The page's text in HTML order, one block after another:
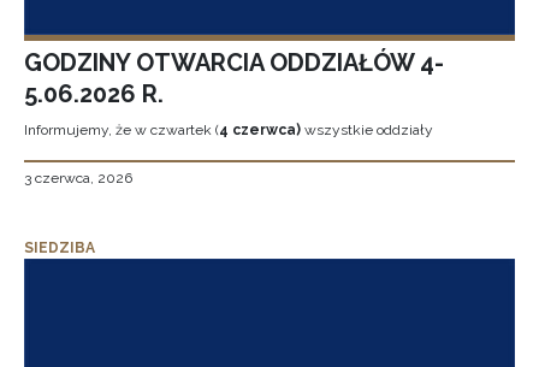
GODZINY OTWARCIA ODDZIAŁÓW 4-
5.06.2026 R.
Informujemy, że w czwartek (4 czerwca) wszystkie oddziały
3 czerwca, 2026
SIEDZIBA